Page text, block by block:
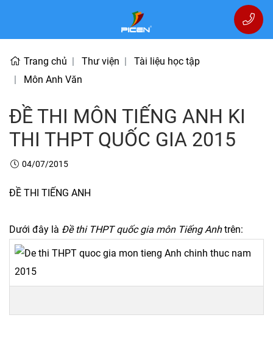
Trang chủ Thư viện
Tài liệu học tập
Môn Anh Văn
ĐỀ THI MÔN TIẾNG ANH KI
THI THPT QUỐC GIA 2015
04/07/2015
ĐỀ THI TIẾNG ANH
Dưới đây là Đề thi THPT quốc gia môn Tiếng Anhtrên: